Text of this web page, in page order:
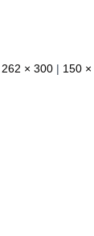
262 × 300 | 150